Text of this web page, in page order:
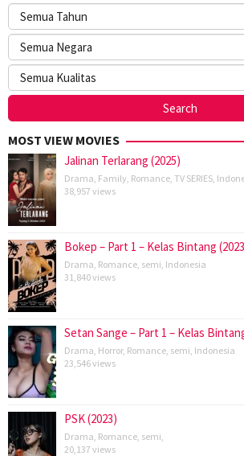
MOST VIEW MOVIES
Jalinan Terlarang (2025)
Drama Family Romance TV SERIES
38,957 views
Bokep – Part 1 – Kelas Bintang
Drama Romance semi Indonesia
31,840 views
Setan Sange – Part 1 – Kelas
Drama Horror, Romance semi Indonesia
23,546 views
PSK (2023)
Drama Romance semi
20,137 views